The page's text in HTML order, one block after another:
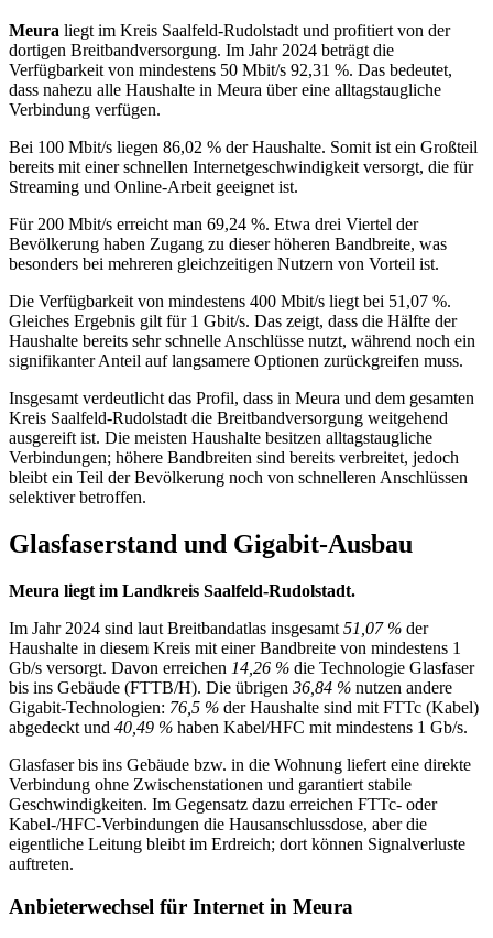
Meura liegt im Kreis Saalfeld‑Rudolstadt und profitiert von der
dortigen Breitbandversorgung. Im Jahr 2024 beträgt die
Verfügbarkeit von mindestens 50 Mbit/s 92,31 %. Das bedeutet,
dass nahezu alle Haushalte in Meura über eine alltagstaugliche
Verbindung verfügen.
Bei 100 Mbit/s liegen 86,02 % der Haushalte. Somit ist ein Großteil
bereits mit einer schnellen Internetgeschwindigkeit versorgt, die für
Streaming und Online‑Arbeit geeignet ist.
Für 200 Mbit/s erreicht man 69,24 %. Etwa drei Viertel der
Bevölkerung haben Zugang zu dieser höheren Bandbreite, was
besonders bei mehreren gleichzeitigen Nutzern von Vorteil ist.
Die Verfügbarkeit von mindestens 400 Mbit/s liegt bei 51,07 %.
Gleiches Ergebnis gilt für 1 Gbit/s. Das zeigt, dass die Hälfte der
Haushalte bereits sehr schnelle Anschlüsse nutzt, während noch ein
signifikanter Anteil auf langsamere Optionen zurückgreifen muss.
Insgesamt verdeutlicht das Profil, dass in Meura und dem gesamten
Kreis Saalfeld‑Rudolstadt die Breitbandversorgung weitgehend
ausgereift ist. Die meisten Haushalte besitzen alltagstaugliche
Verbindungen; höhere Bandbreiten sind bereits verbreitet, jedoch
bleibt ein Teil der Bevölkerung noch von schnelleren Anschlüssen
selektiver betroffen.
Glasfaserstand und Gigabit-Ausbau
Meura liegt im Landkreis Saalfeld-Rudolstadt.
Im Jahr 2024 sind laut Breitbandatlas insgesamt 51,07 % der
Haushalte in diesem Kreis mit einer Bandbreite von mindestens 1
Gb/s versorgt. Davon erreichen 14,26 % die Technologie Glasfaser
bis ins Gebäude (FTTB/H). Die übrigen 36,84 % nutzen andere
Gigabit‑Technologien: 76,5 % der Haushalte sind mit FTTc (Kabel)
abgedeckt und 40,49 % haben Kabel/HFC mit mindestens 1 Gb/s.
Glasfaser bis ins Gebäude bzw. in die Wohnung liefert eine direkte
Verbindung ohne Zwischenstationen und garantiert stabile
Geschwindigkeiten. Im Gegensatz dazu erreichen FTTc‑ oder
Kabel‑/HFC‑Verbindungen die Hausanschlussdose, aber die
eigentliche Leitung bleibt im Erdreich; dort können Signalverluste
auftreten.
Anbieterwechsel für Internet in Meura